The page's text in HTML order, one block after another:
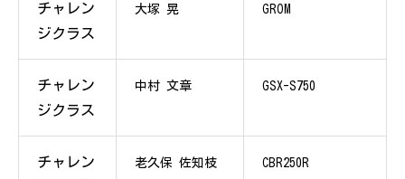
チャレン
ジクラス
大塚 晃 GROM
チャレン
ジクラス
中村 文章 GSX-S750
チャレン
老久保 佐知枝 CBR250R